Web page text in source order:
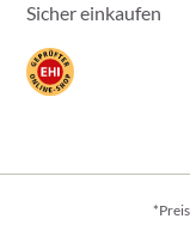
Sicher einkaufen